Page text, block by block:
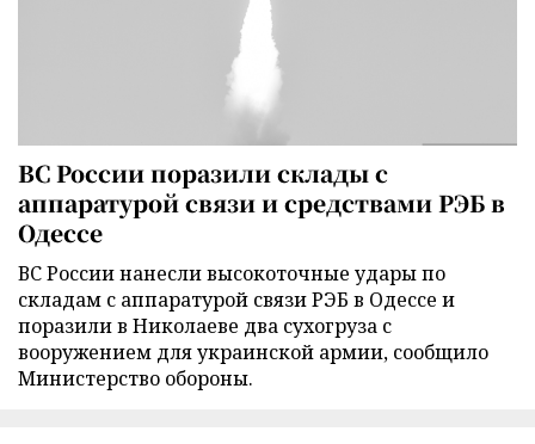
ВС России поразили склады с
аппаратурой связи и средствами РЭБ в
Одессе
ВС России нанесли высокоточные удары по
складам с аппаратурой связи РЭБ в Одессе и
поразили в Николаеве два сухогруза с
вооружением для украинской армии, сообщило
Министерство обороны.